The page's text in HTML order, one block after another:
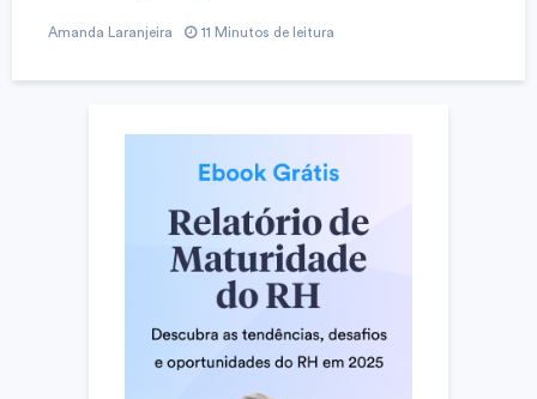
Amanda Laranjeira 11 Minutos de leitura